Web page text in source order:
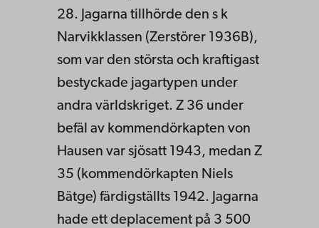
28. Jagarna tillhörde den s k
Narvikklassen (Zerstörer 1936B),
som var den största och kraftigast
bestyckade jagartypen under
andra världskriget. Z 36 under
befäl av kommendörkapten von
Hausen var sjösatt 1943, medan Z
35 (kommendörkapten Niels
Bätge) färdigställts 1942. Jagarna
hade ett deplacement på 3 500